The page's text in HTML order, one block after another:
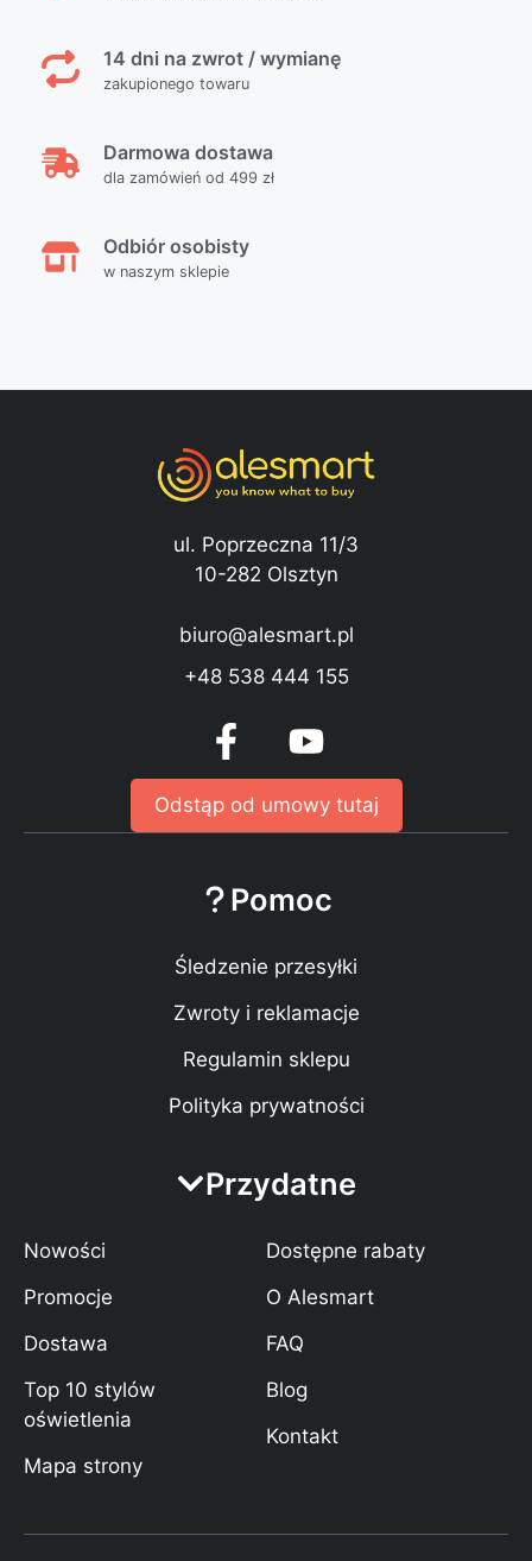
14 dni na zwrot / wymianę
zakupionego towaru
Darmowa dostawa
dla zamówień od 499 zł
Odbiór osobisty
w naszym sklepie
ul. Poprzeczna 11/3
10-282 Olsztyn
biuro@alesmart.pl
+48 538 444 155
Odstąp od umowy tutaj
Pomoc
Śledzenie przesyłki
Zwroty i reklamacje
Regulamin sklepu
Polityka prywatności
Przydatne
Nowości
Promocje
Dostawa
Top 10 stylów
oświetlenia
Mapa strony
Dostępne rabaty
O Alesmart
FAQ
Blog
Kontakt